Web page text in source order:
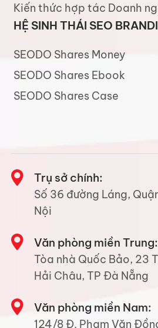
Kiến thức hợp tác Doanh
HỆ SINH THÁI SEO
SEODO Shares Money
SEODO Shares Ebook
SEODO Shares Case
Trụ sở chính:
Số 36 đường Láng,
Nội
Văn phòng miền Trung:
Tòa nhà Quốc Bảo, 23
Hải Châu, TP Đà Nẵng
Văn phòng miền Nam:
124/8 Đ. Phạm Văn